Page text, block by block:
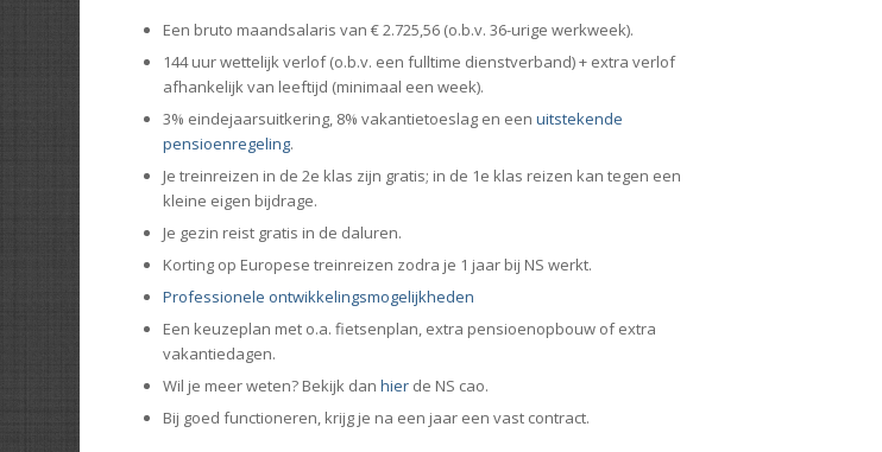
Een bruto maandsalaris van € 2.725,56 (o.b.v. 36-urige werkweek).
144 uur wettelijk verlof (o.b.v. een fulltime dienstverband) + extra verlof
afhankelijk van leeftijd (minimaal een week).
3% eindejaarsuitkering, 8% vakantietoeslag en eenuitstekende
pensioenregeling.
Je treinreizen in de 2e klas zijn gratis; in de 1e klas reizen kan tegen een
kleine eigen bijdrage.
Je gezin reist gratis in de daluren.
Korting op Europese treinreizen zodra je 1 jaar bij NS werkt.
Professionele ontwikkelingsmogelijkheden
Een keuzeplan met o.a. fietsenplan, extra pensioenopbouw of extra
vakantiedagen.
Wil je meer weten? Bekijk danhier de NS cao.
Bij goed functioneren, krijg je na een jaar een vast contract.